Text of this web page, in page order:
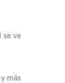
se ve
más